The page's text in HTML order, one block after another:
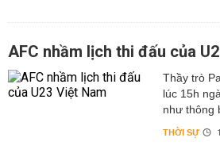
AFC nhầm lịch thi đấu của
Thầy trò
lúc 15h
như thông
THỜI SỰ